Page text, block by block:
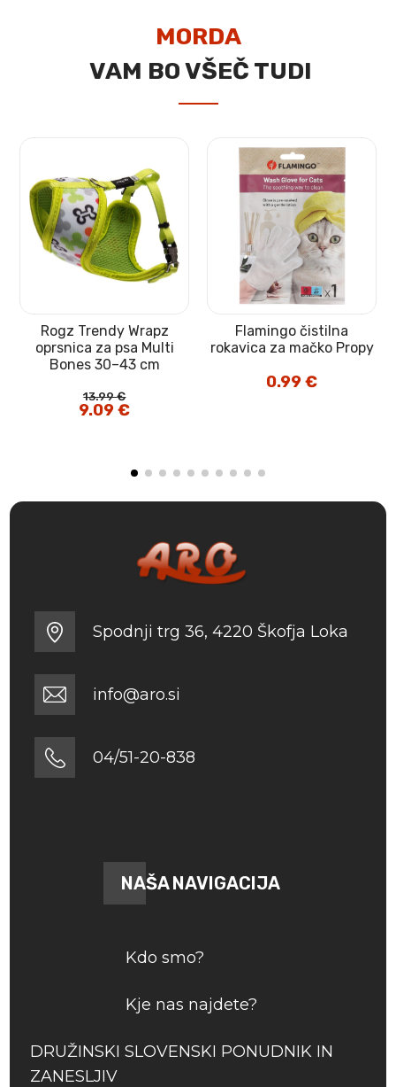
MORDA
VAM BO VŠEČ TUDI
Rogz Trendy Wrapz
oprsnica za psa Multi
Bones 30–43 cm
13.99€
Izvirna
cena
9.09€Trenutna
cena
Flamingo čistilna
rokavica za mačko Propy
0.99€
Spodnji trg 36, 4220 Škofja Loka
info@aro.si
04/51-20-838
NAŠA NAVIGACIJA
Kdo smo?
Kje nas najdete?
DRUŽINSKI SLOVENSKI PONUDNIK IN
ZANESLJIV